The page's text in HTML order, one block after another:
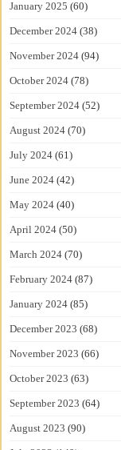
January 2025 (60)
December 2024 (38)
November 2024 (94)
October 2024 (78)
September 2024 (52)
August 2024 (70)
July 2024 (61)
June 2024 (42)
May 2024 (40)
April 2024 (50)
March 2024 (70)
February 2024 (87)
January 2024 (85)
December 2023 (68)
November 2023 (66)
October 2023 (63)
September 2023 (64)
August 2023 (90)